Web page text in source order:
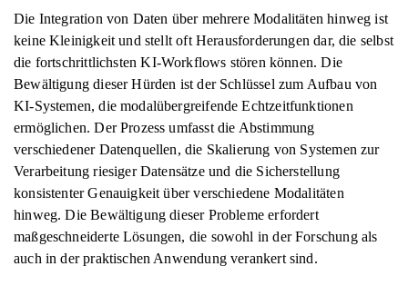
Die Integration von Daten über mehrere Modalitäten hinweg ist
keine Kleinigkeit und stellt oft Herausforderungen dar, die selbst
die fortschrittlichsten KI-Workflows stören können. Die
Bewältigung dieser Hürden ist der Schlüssel zum Aufbau von
KI-Systemen, die modalübergreifende Echtzeitfunktionen
ermöglichen. Der Prozess umfasst die Abstimmung
verschiedener Datenquellen, die Skalierung von Systemen zur
Verarbeitung riesiger Datensätze und die Sicherstellung
konsistenter Genauigkeit über verschiedene Modalitäten
hinweg. Die Bewältigung dieser Probleme erfordert
maßgeschneiderte Lösungen, die sowohl in der Forschung als
auch in der praktischen Anwendung verankert sind.